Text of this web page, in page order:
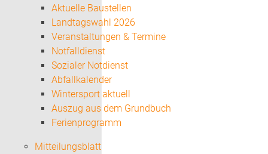
Aktuelle Baustellen
Landtagswahl 2026
Veranstaltungen & Termine
Notfalldienst
Sozialer Notdienst
Abfallkalender
Wintersport aktuell
Auszug aus dem Grundbuch
Ferienprogramm
Mitteilungsblatt